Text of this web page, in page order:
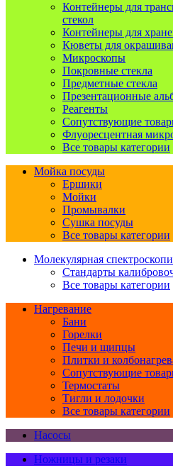
Контейнеры для
стекол
Контейнеры для
Кюветы для
Микроскопы
Покровные стекла
Предметные стекла
Презентационные
Реагенты
Сопутствующие
Флуоресцентная
Все товары категории
Мойка посуды
Ершики
Мойки
Промывалки
Сушка посуды
Все товары категории
Молекулярная
Стандарты
Все товары категории
Нагревание
Бани
Горелки
Печи и щипцы
Плитки и
Сопутствующие
Термостаты
Тигли и лодочки
Все товары категории
Насосы
Ножницы и резаки